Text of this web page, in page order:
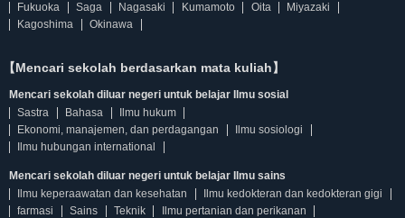
Fukuoka
Saga Nagasaki Kumamoto Oita
Miyazaki
Kagoshima
Okinawa
【Mencari sekolah berdasarkan mata kuliah】
Mencari sekolah diluar negeri untuk belajar Ilmu sosial
Sastra
Bahasa
Ilmu hukum
Ekonomi, manajemen, dan perdagangan
Ilmu sosiologi
Ilmu hubungan international
Mencari sekolah diluar negeri untuk belajar Ilmu sains
Ilmu keperaawatan dan kesehatan
Ilmu kedokteran dan kedokteran gigi
farmasi
Sains Teknik Ilmu pertanian dan perikanan